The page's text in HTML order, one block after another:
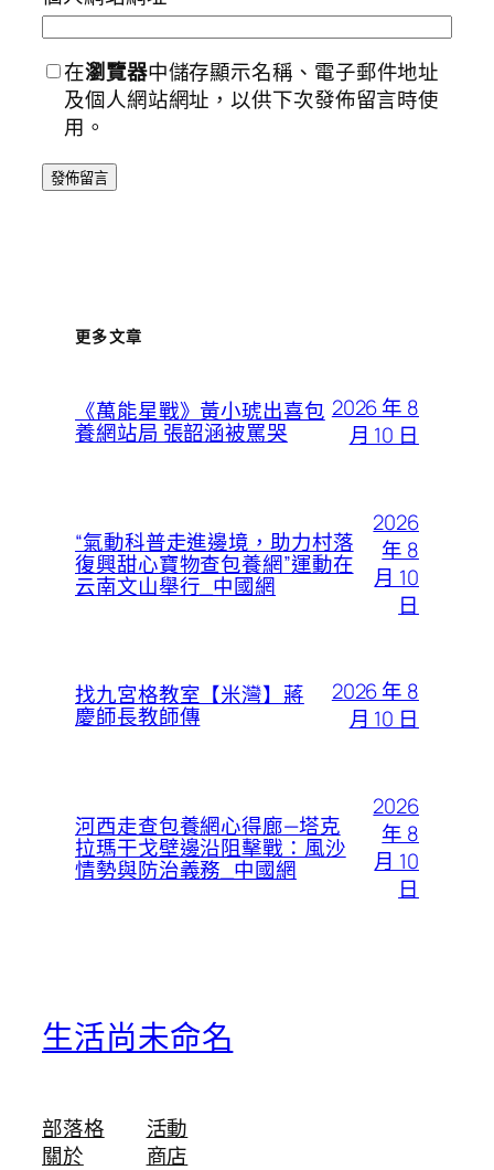
在瀏覽器中儲存顯示名稱、電子郵件地址
及個人網站網址，以供下次發佈留言時使
用。
更多文章
《萬能星戰》黃小琥出喜包
養網站局 張韶涵被罵哭
2026 年 8
月 10 日
“氣動科普走進邊境，助力村落
復興甜心寶物查包養網”運動在
云南文山舉行_中國網
2026
年 8
月 10
日
找九宮格教室【米灣】蔣
慶師長教師傳
2026 年 8
月 10 日
河西走查包養網心得廊—塔克
拉瑪干戈壁邊沿阻擊戰：風沙
情勢與防治義務_中國網
2026
年 8
月 10
日
生活尚未命名
部落格
關於
活動
商店